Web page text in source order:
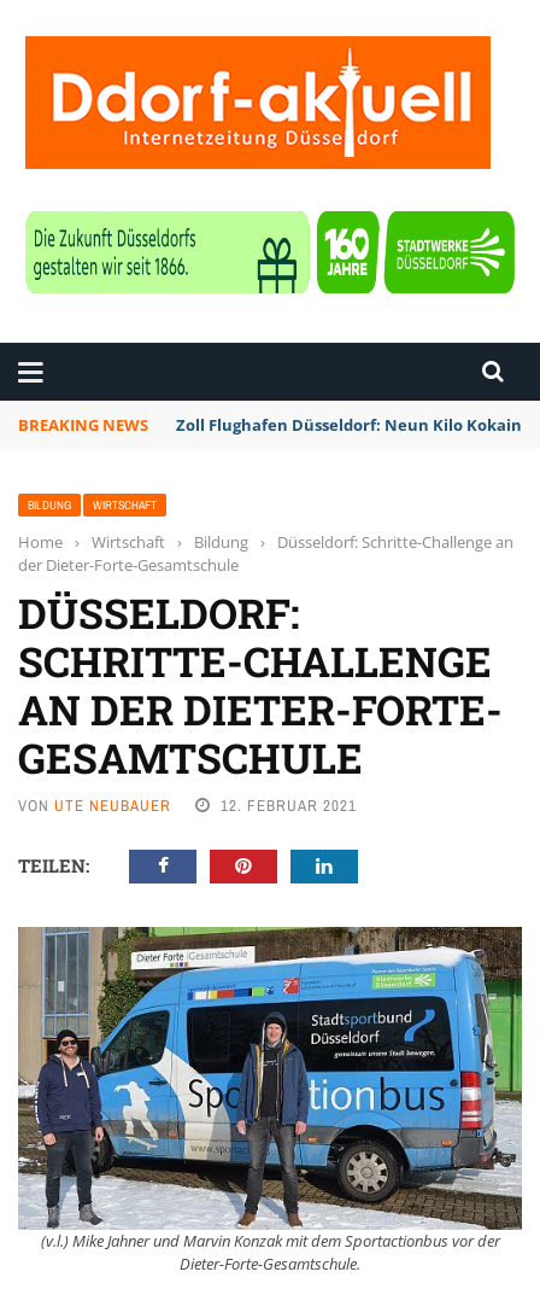
BREAKING NEWS Zoll Flughafen Düsseldorf: Neun Kilo Kokain
BILDUNG WIRTSCHAFT
Home › Wirtschaft › Bildung ›
Düsseldorf: Schritte-Challenge an
der Dieter-Forte-Gesamtschule
DÜSSELDORF:
SCHRITTE-CHALLENGE
AN DER DIETER-FORTE-
GESAMTSCHULE
VON UTE NEUBAUER 12. FEBRUAR 2021
TEILEN:
(v.l.) Mike Jahner und Marvin Konzak mit dem Sportactionbus vor der
Dieter-Forte-Gesamtschule.